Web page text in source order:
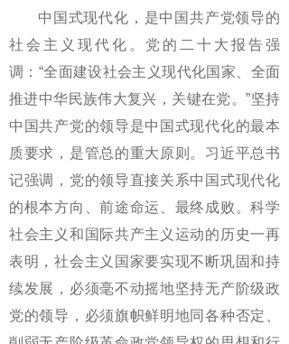
中国式现代化，是中国共产党领导的
社会主义现代化。党的二十大报告强
调：“全面建设社会主义现代化国家、全面
推进中华民族伟大复兴，关键在党。”坚持
中国共产党的领导是中国式现代化的最本
质要求，是管总的重大原则。习近平总书
记强调，党的领导直接关系中国式现代化
的根本方向、前途命运、最终成败。科学
社会主义和国际共产主义运动的历史一再
表明，社会主义国家要实现不断巩固和持
续发展，必须毫不动摇地坚持无产阶级政
党的领导，必须旗帜鲜明地同各种否定、